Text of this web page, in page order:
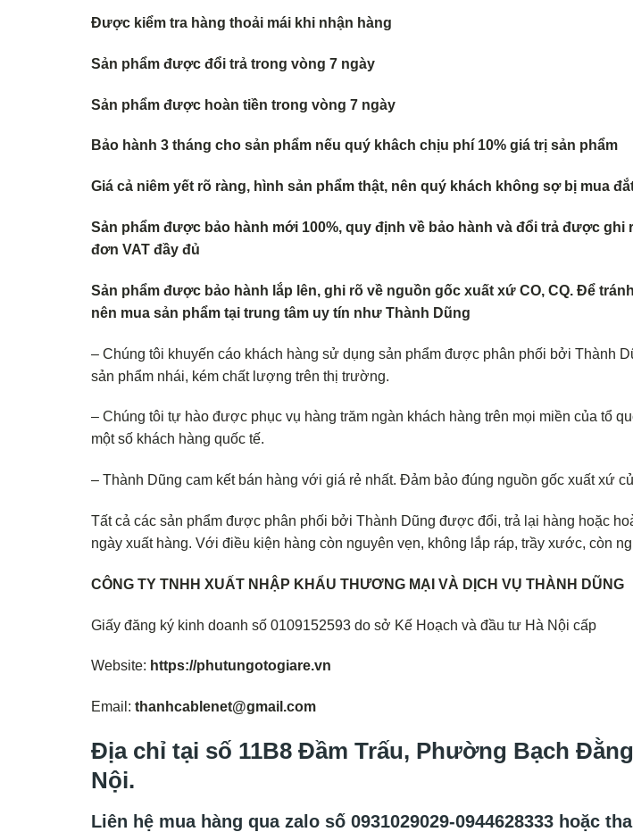
Được kiểm tra hàng thoải mái khi nhận hàng
Sản phẩm được đổi trả trong vòng 7 ngày
Sản phẩm được hoàn tiền trong vòng 7 ngày
Bảo hành 3 tháng cho sản phẩm nếu quý khâch chịu phí 10% giá trị sản phẩm
Giá cả niêm yết rõ ràng, hình sản phẩm thật, nên quý khách không sợ bị mua
Sản phẩm được bảo hành mới 100%, quy định về bảo hành và đổi trả được ghi
đơn VAT đầy đủ
Sản phẩm được bảo hành lắp lên, ghi rõ về nguồn gốc xuất xứ CO, CQ. Để
nên mua sản phẩm tại trung tâm uy tín như Thành Dũng
– Chúng tôi khuyến cáo khách hàng sử dụng sản phẩm được phân phối bởi Thành
sản phẩm nhái, kém chất lượng trên thị trường.
– Chúng tôi tự hào được phục vụ hàng trăm ngàn khách hàng trên mọi miền của tổ
một số khách hàng quốc tế.
– Thành Dũng cam kết bán hàng với giá rẻ nhất. Đảm bảo đúng nguồn gốc xuất xứ
Tất cả các sản phẩm được phân phối bởi Thành Dũng được đổi, trả lại hàng hoặc
ngày xuất hàng. Với điều kiện hàng còn nguyên vẹn, không lắp ráp, trầy xước, còn
CÔNG TY TNHH XUẤT NHẬP KHẨU THƯƠNG MẠI VÀ DỊCH VỤ THÀNH DŨNG
Giấy đăng ký kinh doanh số 0109152593 do sở Kế Hoạch và đầu tư Hà Nội cấp
Website: https://phutungotogiare.vn
Email: thanhcablenet@gmail.com
Địa chỉ tại số 11B8 Đầm Trấu, Phường Bạch
Nội.
Liên hệ mua hàng qua zalo số 0931029029-0944628333 hoặc